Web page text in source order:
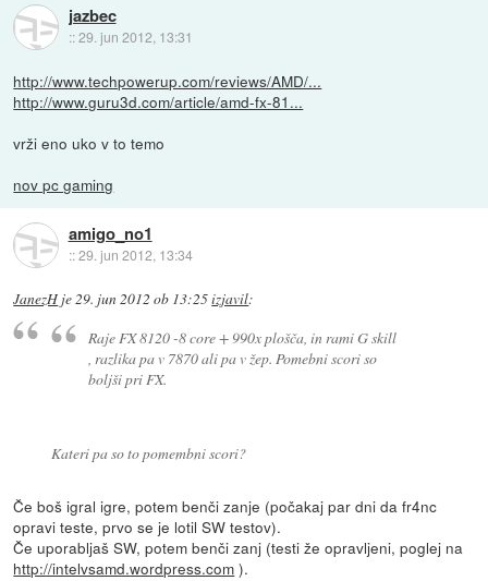
jazbec
::29. jun 2012, 13:31
http://www.techpowerup.com/reviews/AMD/...
http://www.guru3d.com/article/amd-fx-81...
vrži eno uko v to temo
nov pc gaming
amigo_no1
::29. jun 2012, 13:34
JanezH je29. jun 2012 ob 13:25izjavil:
Raje FX 8120 -8 core + 990x plošča, in rami G skill
, razlika pa v 7870 ali pa v žep. Pomebni scori so
boljši pri FX.
Kateri pa so to pomembni scori?
Če boš igral igre, potem benči zanje (počakaj par dni da fr4nc
opravi teste, prvo se je lotil SW testov).
Če uporabljaš SW, potem benči zanj (testi že opravljeni, poglej na
http://intelvsamd.wordpress.com ).